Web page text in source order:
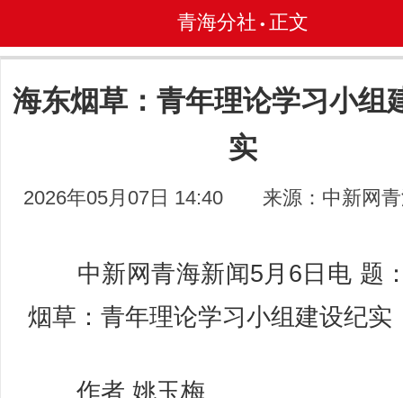
青海分社 • 正文
海东烟草：青年理论学习小组
实
2026年05月07日 14:40 来源：中新网
中新网青海新闻5月6日电 题
烟草：青年理论学习小组建设纪实
作者 姚玉梅